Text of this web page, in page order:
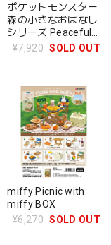
ポケットモンスター
森の小さなおはなし
シリーズ Peaceful
Moments! BOX 全6
¥7,920 SOLD OUT
miffy Picnic with
miffy BOX
¥6,270 SOLD OUT